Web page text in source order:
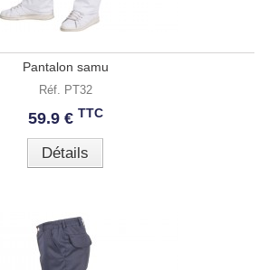
Pantalon samu
Réf. PT32
59.9 € TTC
Détails